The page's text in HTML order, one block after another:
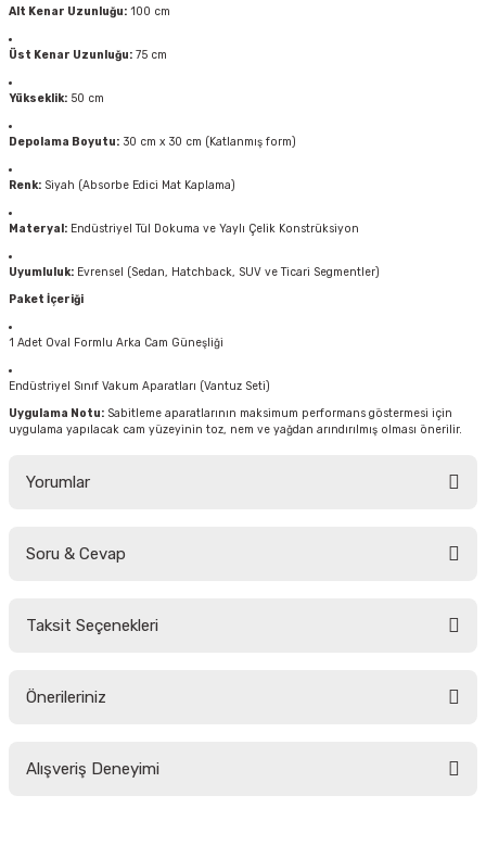
Alt Kenar Uzunluğu: 100 cm
Üst Kenar Uzunluğu: 75 cm
Yükseklik: 50 cm
Depolama Boyutu: 30 cm x 30 cm (Katlanmış form)
Renk: Siyah (Absorbe Edici Mat Kaplama)
Materyal: Endüstriyel Tül Dokuma ve Yaylı Çelik Konstrüksiyon
Uyumluluk: Evrensel (Sedan, Hatchback, SUV ve Ticari Segmentler)
Paket İçeriği
1 Adet Oval Formlu Arka Cam Güneşliği
Endüstriyel Sınıf Vakum Aparatları (Vantuz Seti)
Uygulama Notu: Sabitleme aparatlarının maksimum performans göstermesi için
uygulama yapılacak cam yüzeyinin toz, nem ve yağdan arındırılmış olması önerilir.
Yorumlar
Soru & Cevap
Taksit Seçenekleri
Önerileriniz
yetersiz gördüğünüz noktaları öneri formunu kullanarak tarafımıza
Alışveriş Deneyimi